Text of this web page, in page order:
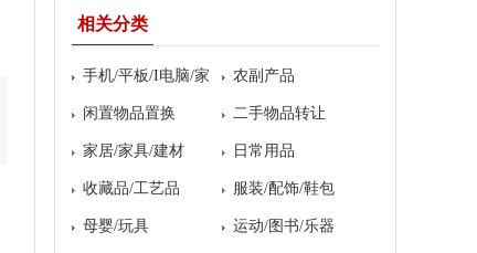
相关分类
手机/平板/I电脑/家
电
农副产品
闲置物品置换 二手物品转让
家居/家具/建材 日常用品
收藏品/工艺品 服装/配饰/鞋包
母婴/玩具 运动/图书/乐器